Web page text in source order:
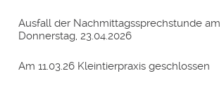
Ausfall der Nachmittagssprechstunde am
Donnerstag, 23.04.2026
Am 11.03.26 Kleintierpraxis geschlossen